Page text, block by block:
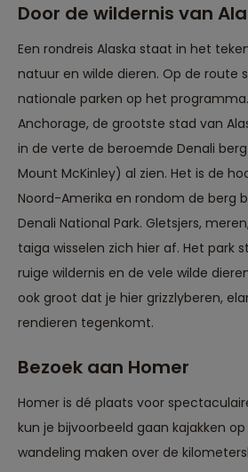
Door de wildernis van
Een rondreis Alaska staat in het
natuur en wilde dieren. Op de route
nationale parken op het
Anchorage, de grootste stad van
in de verte de beroemde Denali
Mount McKinley) al zien. Het is de
Noord-Amerika en rondom de berg
Denali National Park. Gletsjers,
taiga wisselen zich hier af. Het park
ruige wildernis en de vele wilde
ook groot dat je hier grizzlyberen,
rendieren tegenkomt.
Bezoek aan Homer
Homer is dé plaats voor
kun je bijvoorbeeld gaan kajakken
wandeling maken over de